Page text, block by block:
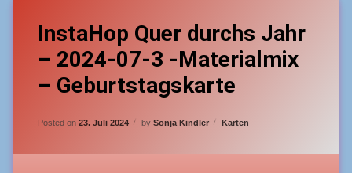
InstaHop Quer durchs Jahr
– 2024-07-3 -Materialmix
– Geburtstagskarte
Posted on 23. Juli 2024 by Sonja Kindler Categories:
Karten
Geburtstagskarten
Kommentar
zu
InstaHop
Quer
durchs
2024-
3